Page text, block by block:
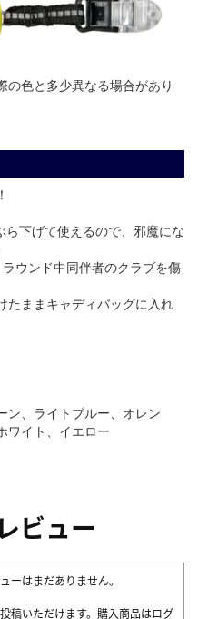
色と多少異なる場合があり
下げて使えるので、邪魔にな
ウンド中同伴者のクラブを傷
たままキャディバッグに入れ
ン、ライトブルー、オレン
ワイト、イエロー
ビュー
ーはまだありません。
稿いただけます。購入商品はログ